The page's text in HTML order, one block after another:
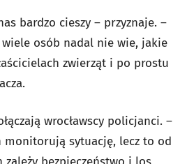
bardzo cieszy – przyznaje. –
osób nadal nie wie, jakie
zwierząt i po prostu
wrocławscy policjanci. –
monitorują sytuację, lecz to od